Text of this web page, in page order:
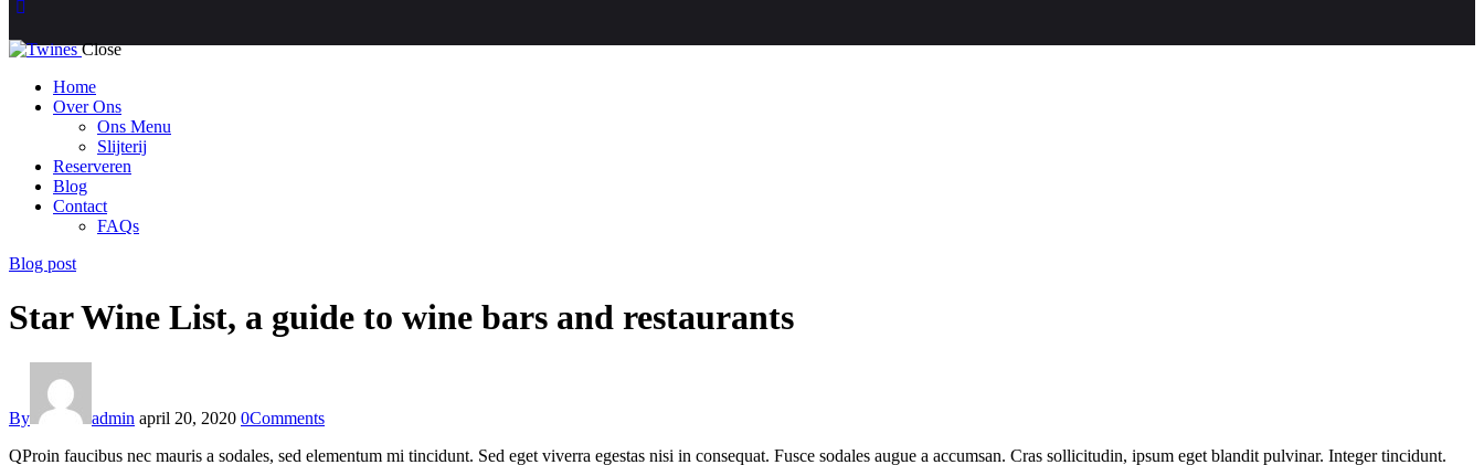
Close
Home
Over Ons
Ons Menu
Slijterij
Reserveren
Blog
Contact
FAQs
Blog post
Star Wine List, a guide to wine bars and restaurants
By admin april 20, 2020 0Comments
QProin faucibus nec mauris a sodales, sed elementum mi tincidunt. Sed eget viverra egestas nisi in consequat. Fusce sodales augue a accumsan. Cras sollicitudin, ipsum eget blandit pulvinar. Integer tincidunt.